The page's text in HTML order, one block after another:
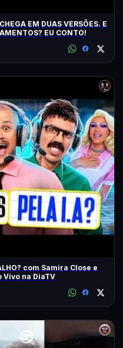
EM DUAS VERSÕES. E
EU CONTO!
com Samira Close e
Vivo na DiaTV